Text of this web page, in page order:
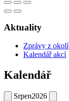
Aktuality
Zprávy z okolí
Kalendář akcí
Kalendář
Srpen2026